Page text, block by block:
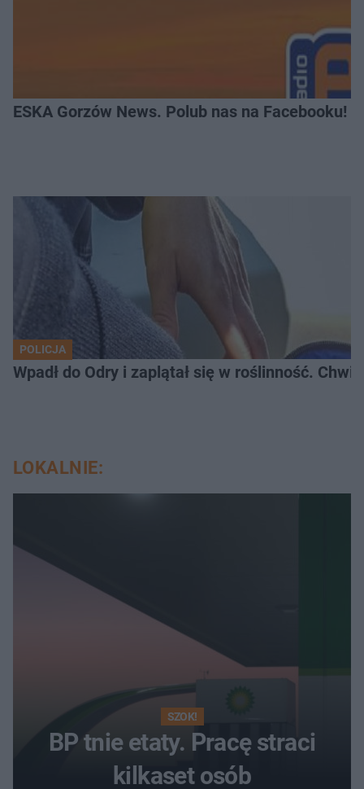
ESKA Gorzów News. Polub nas na Facebooku!
POLICJA
Wpadł do Odry i zaplątał się w roślinność.
LOKALNIE:
SZOK!
BP tnie etaty. Pracę straci
kilkaset osób